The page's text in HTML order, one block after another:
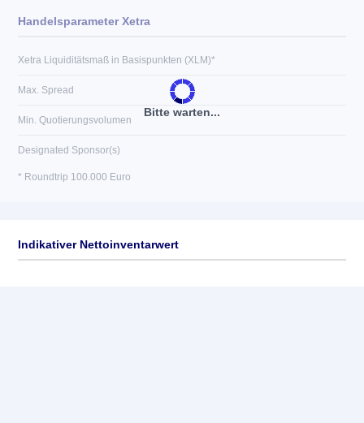
Bitte warten...
Handelsparameter Xetra
Xetra Liquiditätsmaß in Basispunkten (XLM)*
Max. Spread
Min. Quotierungsvolumen
Designated Sponsor(s)
* Roundtrip 100.000 Euro
Indikativer Nettoinventarwert